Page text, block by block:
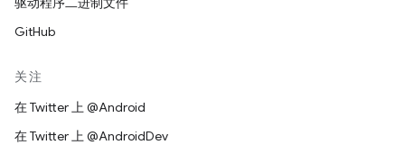
GitHub
关注
在 Twitter 上 @Android
在 Twitter 上 @AndroidDev